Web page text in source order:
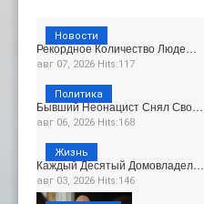
Рекордное Количество Люде…
авг 07, 2026 Hits:117
Новости
Бывший Неонацист Снял Сво…
авг 06, 2026 Hits:168
Политика
Каждый Десятый Домовладел…
авг 03, 2026 Hits:146
Жизнь